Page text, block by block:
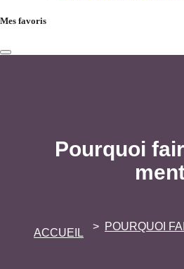
Mes favoris
Pourquoi
ACCUEIL
POURQUOI